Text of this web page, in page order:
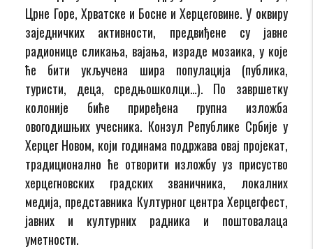
Црне Горе, Хрватске и Босне и Херцеговине. У оквиру
заједничких активности, предвиђене су јавне
радионице сликања, вајања, израде мозаика, у које
ће бити укључена шира популација (публика,
туристи, деца, средњошколци…). По завршетку
колоније биће приређена групна изложба
овогодишњих учесника. Конзул Републике Србије у
Херцег Новом, који годинама подржава овај пројекат,
традиционално ће отворити изложбу уз присуство
херцегновских градских званичника, локалних
медија, представника Културног центра Херцегфест,
јавних и културних радника и поштовалаца
уметности.